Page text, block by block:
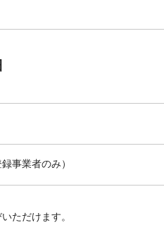
事業者のみ）
ただけます。